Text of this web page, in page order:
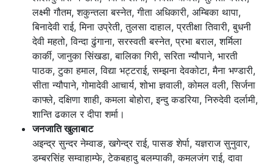
लक्ष्मी गौतम, शकुन्तला बस्नेत, गीता अधिकारी, अम्बिका थापा,
बिनादेवी राई, मिना उप्रेती, तुलसा दाहाल, प्रतीक्षा तिवारी, बुधनी
देवी महतो, विन्दा ढुंगाना, सरस्वती बस्नेत, प्रभा बराल, शर्मिला
कार्की, जानुका सिंखडा, बालिका गिरी, सरिता न्यौपाने, भारती
पाठक, टुका हमाल, विद्या भट्टराई, सम्झना देवकोटा, मैना भण्डारी,
सीता न्यौपाने, गोमादेवी आचार्य, शोभा ज्ञवाली, कोमल वली, सिर्जना
काफ्ले, दक्षिणा शाही, कमला बोहोरा, इन्दु कडरिया, निरुदेवी दर्लामी,
शान्ति ढकाल र दीपा शर्मा।
जनजाति खुलाबाट
अइन्द्र सुन्दर नेम्वाङ, खगेन्द्र राई, पासङ शेर्पा, यज्ञराज सुनुवार,
डम्बरसिंह सम्वाहाम्फे, टेकबहादु बलम्पाकी, कमलजंग राई, दावा